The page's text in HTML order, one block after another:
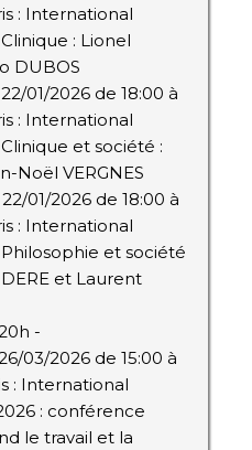
: International
: Lionel
DUBOS
01/2026 de 18:00 à
: International
et société :
Noël VERGNES
01/2026 de 18:00 à
: International
et société
et Laurent
-
03/2026 de 15:00 à
: International
: conférence
le travail et la